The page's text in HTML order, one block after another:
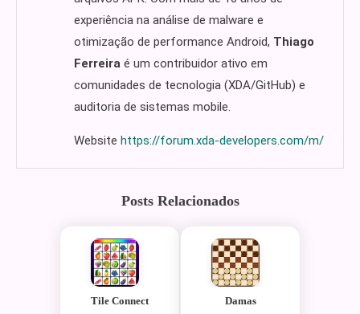
experiência na análise de malware e
otimização de performance Android, Thiago
Ferreira é um contribuidor ativo em
comunidades de tecnologia (XDA/GitHub) e
auditoria de sistemas mobile.
Website https://forum.xda-developers.com/m/
Posts Relacionados
Tile Connect Damas